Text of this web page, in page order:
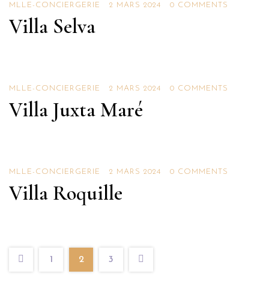
Villas
MLLE-CONCIERGERIE 2 MARS 2024 0 COMMENTS
Villa Selva
Villas
MLLE-CONCIERGERIE 2 MARS 2024 0 COMMENTS
Villa Juxta Maré
Villas
MLLE-CONCIERGERIE 2 MARS 2024 0 COMMENTS
Villa Roquille
1 2 3